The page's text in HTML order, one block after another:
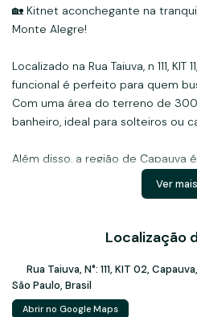
🏡 Kitnet aconchegante na
Monte Alegre!
Localizado na Rua Taiuva, n 111,
funcional é perfeito para quem
Com uma área do terreno de
banheiro, ideal para solteiros ou
Além disso, a região de Capauva
tranquilidade e qualidade de
de morar em um lugar tão
Agende uma visita e venha se
opção de moradia. Entre em
XXXX. Não perca essa chance! 🏠✨
#ImóveisCampinaDoMonteAlegre
Ver
Localização
Rua Taiuva, N°: 111, KIT 02, Capauva,
São Paulo, Brasil
Abrir no Google Maps